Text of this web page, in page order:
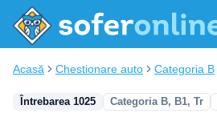
Acasă Chestionare auto Categoria B
Întrebarea 1025 Categoria B, B1, Tr